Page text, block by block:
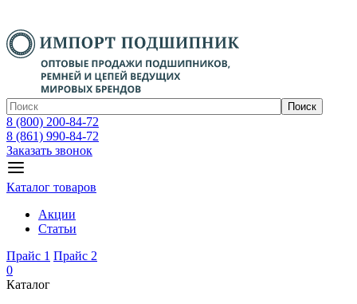
Поиск
8 (800) 200-84-72
8 (861) 990-84-72
Заказать звонок
Каталог товаров
Акции
Статьи
Прайс 1 Прайс 2
0
Каталог